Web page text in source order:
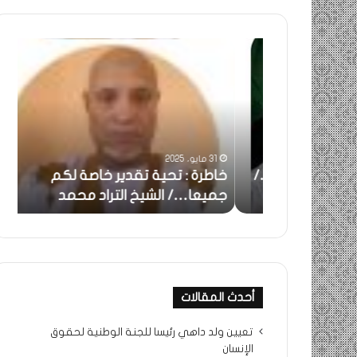
خاطرة
الشيخ
الترادخاطرة : تحية تقدير خاصة لكم
جميعا…/ الشيخ التراد محمد
أحدث المقالات
تعيين ولد داهي رئيسا للجنة الوطنية لحقوق
الإنسان